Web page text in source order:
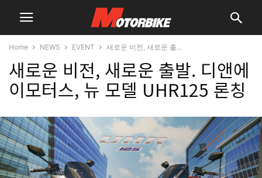
Home NEWS EVENT 새로운 비전, 새로운 출...
새로운 비전, 새로운 출발. 디앤에
이모터스, 뉴 모델 UHR125 론칭